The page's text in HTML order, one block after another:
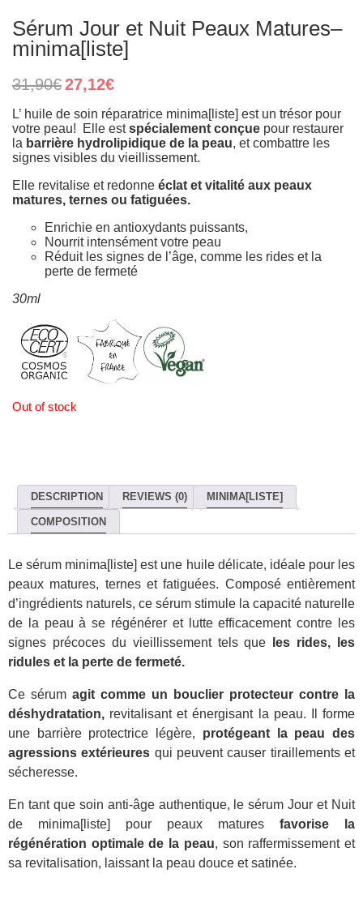
Sérum Jour et Nuit Peaux Matures–
minima[liste]
31,90€ Original
price
was:
31,90€.
27,12€Current
is:
27,12€.
L’ huile de soin réparatrice minima[liste] est un trésor pour
votre peau! Elle estspécialement conçue pour restaurer
la barrière hydrolipidique de la peau, et combattre les
signes visibles du vieillissement.
Elle revitalise et redonne éclat et vitalité aux peaux
matures, ternes ou fatiguées.
Enrichie en antioxydants puissants,
Nourrit intensément votre peau
Réduit les signes de l’âge, comme les rides et la
perte de fermeté
30ml
Out of stock
DESCRIPTION REVIEWS (0) MINIMA[LISTE]
COMPOSITION
Le sérum minima[liste] est une huile délicate, idéale pour les
peaux matures, ternes et fatiguées. Composé entièrement
d’ingrédients naturels, ce sérum stimule la capacité naturelle
de la peau à se régénérer et lutte efficacement contre les
signes précoces du vieillissement tels que les rides, les
ridules et la perte de fermeté.
Ce sérum agit comme un bouclier protecteur contre la
déshydratation, revitalisant et énergisant la peau. Il forme
une barrière protectrice légère, protégeant la peau des
agressions extérieures qui peuvent causer tiraillements et
sécheresse.
En tant que soin anti-âge authentique, le sérum Jour et Nuit
de minima[liste] pour peaux matures favorise la
régénération optimale de la peau, son raffermissement et
sa revitalisation, laissant la peau douce et satinée.